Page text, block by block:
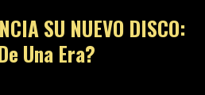
SU NUEVO DISCO:
Una Era?